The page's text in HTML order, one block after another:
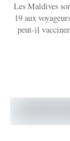
Les Maldives
19 aux
peut-il